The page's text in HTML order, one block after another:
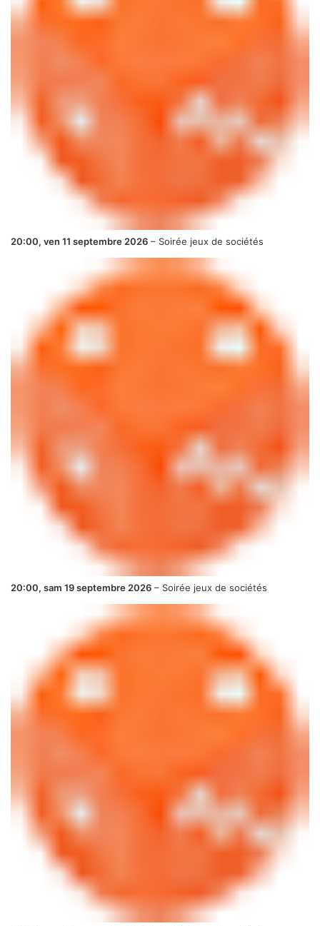
20:00, ven 11 septembre 2026 – Soirée jeux de sociétés
20:00, sam 19 septembre 2026 – Soirée jeux de sociétés